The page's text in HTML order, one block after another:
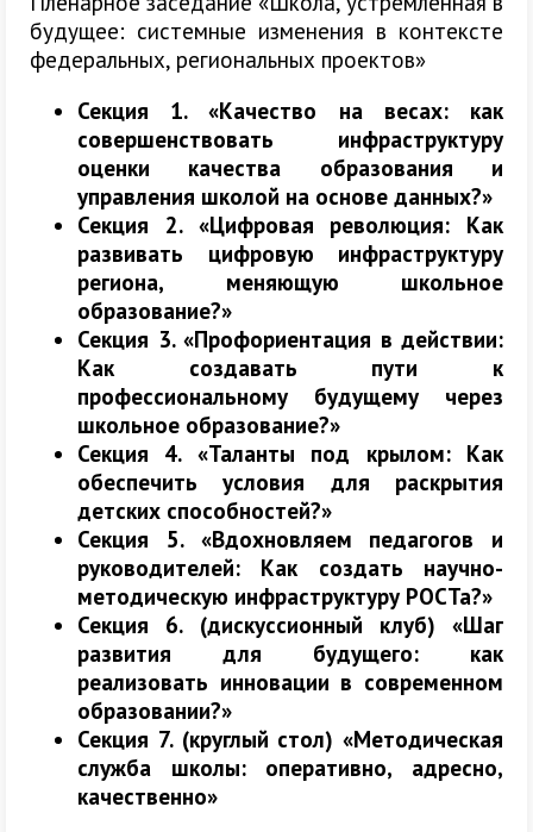
будущее: системные изменения в контексте
федеральных, региональных проектов»
Секция 1. «Качество на весах: как
совершенствовать инфраструктуру
оценки качества образования и
управления школой на основе данных?»
Секция 2. «Цифровая революция: Как
развивать цифровую инфраструктуру
региона, меняющую школьное
образование?»
Секция 3. «Профориентация в действии:
Как создавать пути к
профессиональному будущему через
школьное образование?»
Секция 4. «Таланты под крылом: Как
обеспечить условия для раскрытия
детских способностей?»
Секция 5. «Вдохновляем педагогов и
руководителей: Как создать научно-
методическую инфраструктуру РОСТа?»
Секция 6. (дискуссионный клуб) «Шаг
развития для будущего: как
реализовать инновации в современном
образовании?»
Секция 7. (круглый стол) «Методическая
служба школы: оперативно, адресно,
качественно»